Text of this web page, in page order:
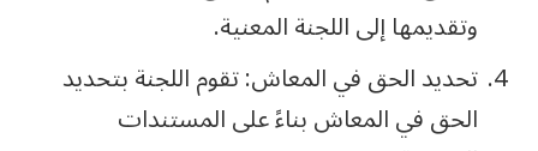
وتقديمها إلى اللجنة المعنية.
تحديد الحق في المعاش: تقوم اللجنة بتحديد
الحق في المعاش بناءً على المستندات